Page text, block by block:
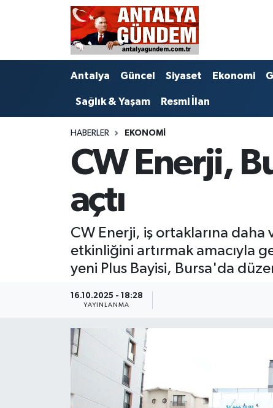
Antalya Güncel Siyaset Ekonomi
Sağlık & Yaşam Resmi İlan
HABERLER EKONOMI
CW Enerji,
açtı
CW Enerji, iş ortaklarına daha
etkinliğini artırmak amacıyla
yeni Plus Bayisi, Bursa'da
16.10.2025 - 18:28
YAYINLANMA
Antalya
Bilim & Teknoloji
Ekonomi
Görüntülü Haber
Kültür & Sanat
Magazin
Resmi İlan
Antalya Nöbetçi Eczaneler
Antalya Hava Durumu
Antalya Namaz Vakitleri
Süper Lig Puan Durumu ve Fikstür
Tüm Manşetler
Son Dakika Haberleri
Haber Arşivi